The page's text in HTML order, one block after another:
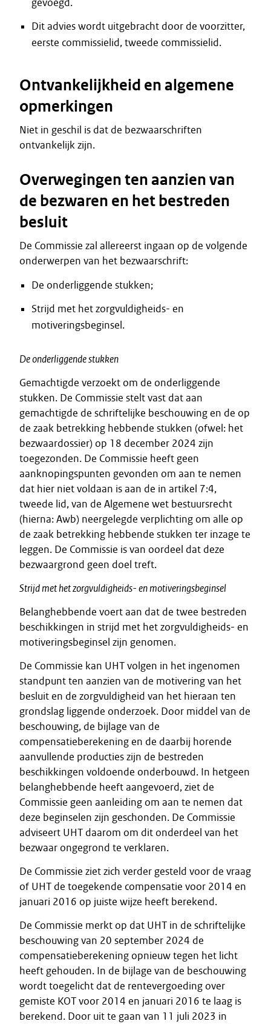
gevoegd.
Dit advies wordt uitgebracht door de voorzitter,
eerste commissielid, tweede commissielid.
Ontvankelijkheid en algemene
opmerkingen
Niet in geschil is dat de bezwaarschriften
ontvankelijk zijn.
Overwegingen ten aanzien van
de bezwaren en het bestreden
besluit
De Commissie zal allereerst ingaan op de volgende
onderwerpen van het bezwaarschrift:
De onderliggende stukken;
Strijd met het zorgvuldigheids- en
motiveringsbeginsel.
De onderliggende stukken
Gemachtigde verzoekt om de onderliggende
stukken. De Commissie stelt vast dat aan
gemachtigde de schriftelijke beschouwing en de op
de zaak betrekking hebbende stukken (ofwel: het
bezwaardossier) op 18 december 2024 zijn
toegezonden. De Commissie heeft geen
aanknopingspunten gevonden om aan te nemen
dat hier niet voldaan is aan de in artikel 7:4,
tweede lid, van de Algemene wet bestuursrecht
(hierna: Awb) neergelegde verplichting om alle op
de zaak betrekking hebbende stukken ter inzage te
leggen. De Commissie is van oordeel dat deze
bezwaargrond geen doel treft.
Strijd met het zorgvuldigheids- en motiveringsbeginsel
Belanghebbende voert aan dat de twee bestreden
beschikkingen in strijd met het zorgvuldigheids- en
motiveringsbeginsel zijn genomen.
De Commissie kan UHT volgen in het ingenomen
standpunt ten aanzien van de motivering van het
besluit en de zorgvuldigheid van het hieraan ten
grondslag liggende onderzoek. Door middel van de
beschouwing, de bijlage van de
compensatieberekening en de daarbij horende
aanvullende producties zijn de bestreden
beschikkingen voldoende onderbouwd. In hetgeen
belanghebbende heeft aangevoerd, ziet de
Commissie geen aanleiding om aan te nemen dat
deze beginselen zijn geschonden. De Commissie
adviseert UHT daarom om dit onderdeel van het
bezwaar ongegrond te verklaren.
De Commissie ziet zich verder gesteld voor de vraag
of UHT de toegekende compensatie voor 2014 en
januari 2016 op juiste wijze heeft berekend.
De Commissie merkt op dat UHT in de schriftelijke
beschouwing van 20 september 2024 de
compensatieberekening opnieuw tegen het licht
heeft gehouden. In de bijlage van de beschouwing
wordt toegelicht dat de rentevergoeding over
gemiste KOT voor 2014 en januari 2016 te laag is
berekend. Door uit te gaan van 11 juli 2023 in